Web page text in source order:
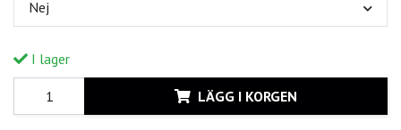
Nej
I lager
LÄGG I KORGEN